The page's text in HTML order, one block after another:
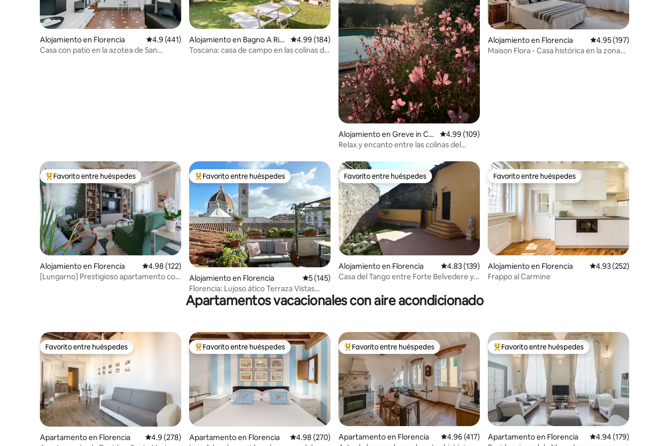
Alojamiento en Florencia Calificación promedio: 4.9 de 5, 441 reseñas
4.9 (441)
Casa con patio en la azotea de San
Alojamiento en Bagno A Rip
oli
Calificación promedio: 4.99 de 5, 184 reseñas
4.99 (184)
Toscana: casa de campo en las colinas de
Alojamiento en Greve in Chi
anti
Calificación promedio: 4.99 de 5, 109 reseñas
4.99 (109)
Relax y encanto entre las colinas del
Alojamiento en Florencia Calificación promedio:
4.95 (197)
Maison Flora - Casa histórica en la zona
Favorito entre huéspedes preferido
Favorito entre huéspedes
Alojamiento en Florencia Calificación promedio: 4.98 de 5, 122 reseñas
4.98 (122)
[Lungarno] Prestigioso apartamento con
Favorito entre huéspedes preferido
Favorito entre huéspedes
Alojamiento en Florencia Calificación promedio: 5 de 5, 145 reseñas
5 (145)
Florencia: Lujoso ático Terraza Vistas
Duomo
Favorito entre huéspedes
Favorito entre huéspedes
Alojamiento en Florencia Calificación promedio: 4.83 de 5, 139 reseñas
4.83 (139)
Casa del Tango entre Forte Belvedere y
Favorito entre huéspedes
Favorito entre huéspedes
Alojamiento en Florencia Calificación promedio:
4.93 (252)
Frappo al Carmine
Apartamentos vacacionales con aire acondicionado
Favorito entre huéspedes
Favorito entre huéspedes
Apartamento en Florencia Calificación promedio: 4.9 de 5, 278 reseñas
4.9 (278)
Favorito entre huéspedes preferido
Favorito entre huéspedes
Apartamento en Florencia Calificación promedio: 4.98 de 5, 270 reseñas
4.98 (270)
Favorito entre huéspedes preferido
Favorito entre huéspedes
Apartamento en Florencia Calificación promedio: 4.96 de 5, 417 reseñas
4.96 (417)
Favorito entre huéspedes preferido
Favorito entre huéspedes
Apartamento en Florencia Calificación promedio:
4.94 (179)